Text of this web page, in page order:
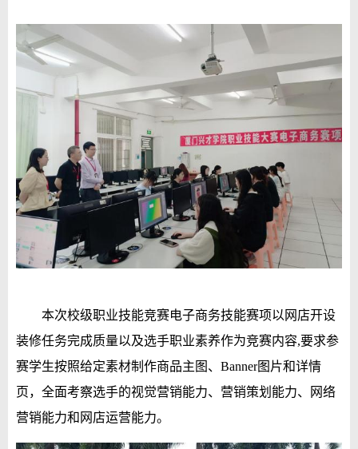
本次校级职业技能竞赛电子商务技能赛项以 网店开设
装修任务完成质量以及选手职业素养作为竞赛内容,要求参
赛学生按照给定素材制作商品主图 、Banner图片和详情
页， 全面考察选手的视觉营销能力、营销策划能力、网络
营销能力和 网店运营能力。